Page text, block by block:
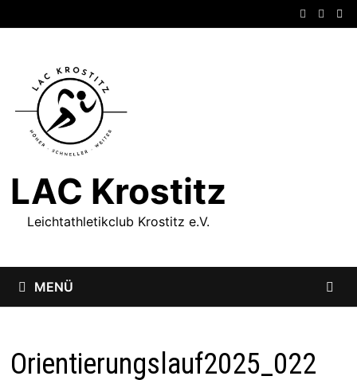
Inhalt
LAC Krostitz
Leichtathletikclub Krostitz e.V.
MENÜ
Orientierungslauf2025_022